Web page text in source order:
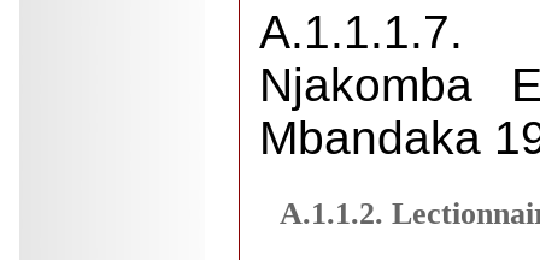
Njakomba
Mbandaka
A.1.1.2.